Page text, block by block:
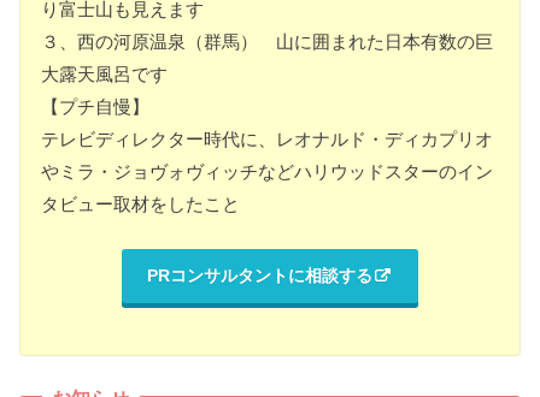
り富士山も見えます
３、西の河原温泉（群馬） 山に囲まれた日本有数の巨
大露天風呂です
【プチ自慢】
テレビディレクター時代に、レオナルド・ディカプリオ
やミラ・ジョヴォヴィッチなどハリウッドスターのイン
タビュー取材をしたこと
PRコンサルタントに相談する